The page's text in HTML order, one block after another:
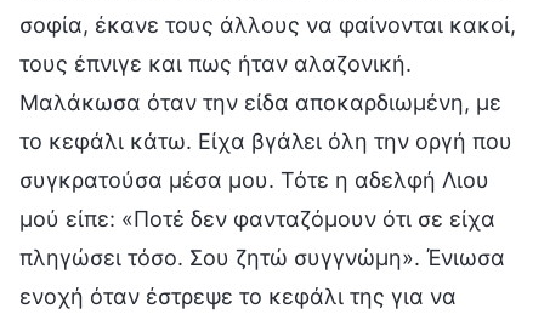
σοφία, έκανε τους άλλους να φαίνονται κακοί,
τους έπνιγε και πως ήταν αλαζονική.
Μαλάκωσα όταν την είδα αποκαρδιωμένη, με
το κεφάλι κάτω. Είχα βγάλει όλη την οργή που
συγκρατούσα μέσα μου. Τότε η αδελφή Λιου
μού είπε: «Ποτέ δεν φανταζόμουν ότι σε είχα
πληγώσει τόσο. Σου ζητώ συγγνώμη». Ένιωσα
ενοχή όταν έστρεψε το κεφάλι της για να